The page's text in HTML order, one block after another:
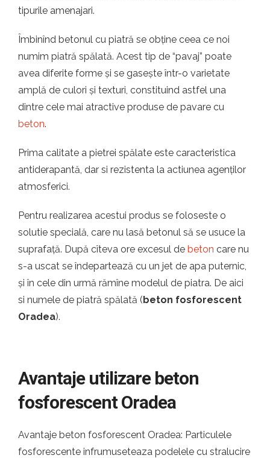
tipurile amenajari.
Îmbinînd betonul cu piatră se obține ceea ce noi
numim piatră spălată. Acest tip de “pavaj” poate
avea diferite forme și se gasește într-o varietate
amplă de culori și texturi, constituind astfel una
dintre cele mai atractive produse de pavare cu
beton.
Prima calitate a pietrei spălate este caracteristica
antiderapantă, dar si rezistenta la actiunea agenților
atmosferici.
Pentru realizarea acestui produs se foloseste o
solutie specială, care nu lasă betonul să se usuce la
suprafață. După cîteva ore excesul de beton care nu
s-a uscat se îndepartează cu un jet de apa puternic,
și în cele din urmă rămîne modelul de piatra. De aici
si numele de piatră spălată (beton fosforescent
Oradea).
Avantaje utilizare beton
fosforescent Oradea
Avantaje beton fosforescent Oradea: Particulele
fosforescente infrumuseteaza podelele cu stralucire